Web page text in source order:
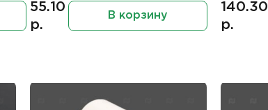
55.10
р.
В корзину
140.30
р.